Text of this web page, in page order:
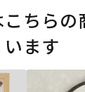
ちらの
います